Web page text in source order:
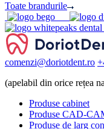
Toate brandurile
comenzi@doriotdent.ro
(apelabil din orice rețea
Produse cabinet
Produse CAD-
Produse de larg